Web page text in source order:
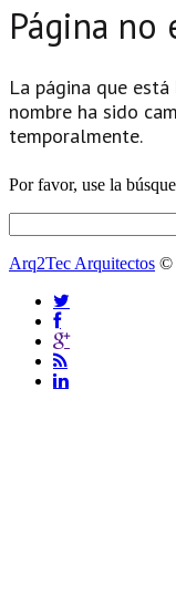
Página no
La página que
nombre ha sido
temporalmente.
Por favor, use la
Arq2Tec Arquitectos ©